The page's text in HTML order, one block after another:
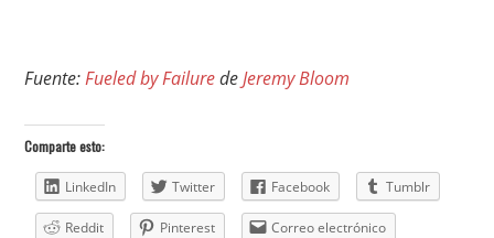
Fuente:Fueled by FailuredeJeremy Bloom
Comparte esto:
LinkedIn Twitter Facebook Tumblr
Reddit Pinterest Correo electrónico